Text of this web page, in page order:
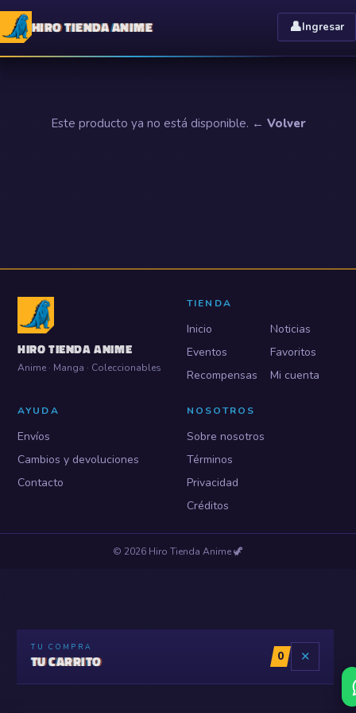
HIRO TIENDA ANIME 👤Ingresar
Este producto ya no está disponible. ← Volver
HIRO TIENDA ANIME
Anime · Manga · Coleccionables
TIENDA
Inicio
Noticias
Eventos
Favoritos
Recompensas
Mi cuenta
AYUDA
Envíos
Cambios y devoluciones
Contacto
NOSOTROS
Sobre nosotros
Términos
Privacidad
Créditos
© 2026 Hiro Tienda Anime🦖
TU COMPRA
TU CARRITO 0 ✕